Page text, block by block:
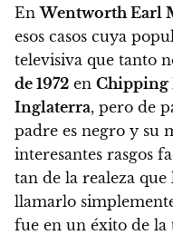
EnWentworth Earl
esos casos cuya
televisiva que tanto
de 1972 en Chipping
Inglaterra, pero de
padre es negro y su
interesantes rasgos
tan de la realeza que
llamarlo
fue en un éxito de la